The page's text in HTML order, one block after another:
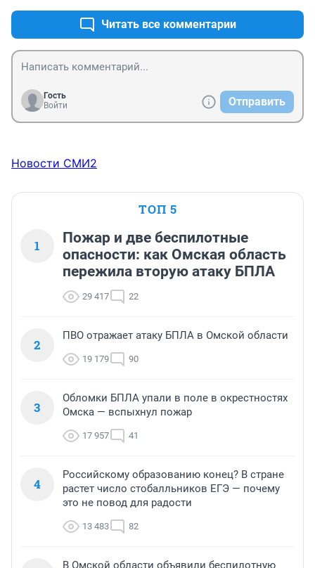
Читать все комментарии
Гость
Войти
Отправить
Новости СМИ2
ТОП 5
1
Пожар и две беспилотные
опасности: как Омская область
пережила вторую атаку БПЛА
29 417 22
2
ПВО отражает атаку БПЛА в Омской области
19 179 90
3
Обломки БПЛА упали в поле в окрестностях
Омска — вспыхнул пожар
17 957 41
4
Российскому образованию конец? В стране
растет число стобалльников ЕГЭ — почему
это не повод для радости
13 483 82
В Омской области объявили беспилотную